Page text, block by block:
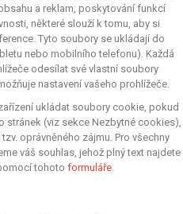
a reklam, poskytování funkcí
některé slouží k tomu, aby si
Tyto soubory se ukládají do
nebo mobilního telefonu). Každá
odesílat své vlastní soubory
nastavení vašeho prohlížeče.
ukládat soubory cookie, pokud
(viz sekce Nezbytné cookies),
oprávněného zájmu. Pro všechny
váš souhlas, jehož plný text najdete
tohoto formuláře